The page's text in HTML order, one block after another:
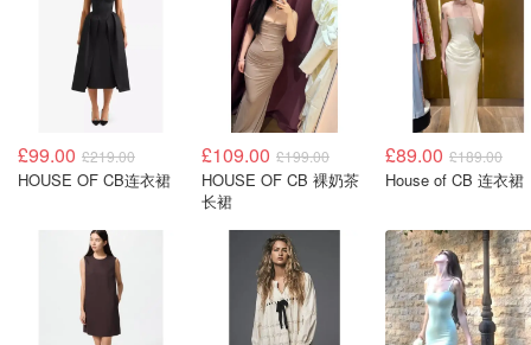
£99.00 £219.00
HOUSE OF CB连衣裙
£109.00 £199.00
HOUSE OF CB 裸奶茶
长裙
£89.00 £189.00
House of CB 连衣裙